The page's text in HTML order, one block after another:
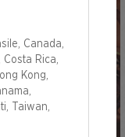
Canada,
Costa Rica,
Kong,
Taiwan,